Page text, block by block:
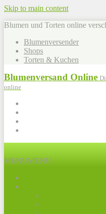
Skip to main content
Blumen und Torten online
Blumenversender
Shops
Torten & Kuchen
Blumenversand Online
online
MENUMENU